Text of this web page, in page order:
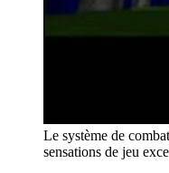
Le système de
sensations de jeu